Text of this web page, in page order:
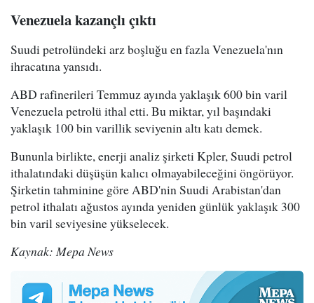
Venezuela kazançlı çıktı
Suudi petrolündeki arz boşluğu en fazla Venezuela'nın
ihracatına yansıdı.
ABD rafinerileri Temmuz ayında yaklaşık 600 bin varil
Venezuela petrolü ithal etti. Bu miktar, yıl başındaki
yaklaşık 100 bin varillik seviyenin altı katı demek.
Bununla birlikte, enerji analiz şirketi Kpler, Suudi petrol
ithalatındaki düşüşün kalıcı olmayabileceğini öngörüyor.
Şirketin tahminine göre ABD'nin Suudi Arabistan'dan
petrol ithalatı ağustos ayında yeniden günlük yaklaşık 300
bin varil seviyesine yükselecek.
Kaynak: Mepa News